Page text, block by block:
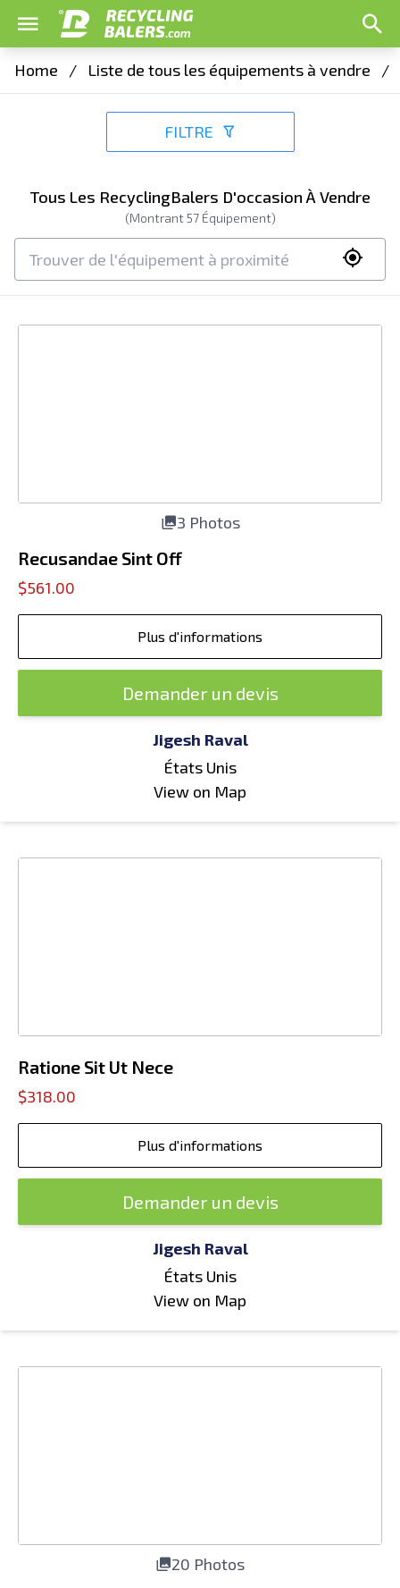
Home / Liste de tous les équipements à vendre /
FILTRE
Tous Les RecyclingBalers D'occasion À Vendre
(Montrant 57Équipement)
3 Photos
Recusandae Sint Off
$561.00
Plus d'informations
Demander un devis
Jigesh Raval
États Unis
View on Map
Ratione Sit Ut Nece
$318.00
Plus d'informations
Demander un devis
Jigesh Raval
États Unis
View on Map
20 Photos